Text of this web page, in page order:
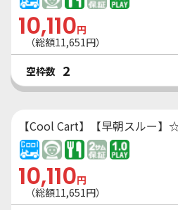
10,110円
（総額11,651円）
空枠数 2
【Cool Cart】【早朝スルー
10,110円
（総額11,651円）